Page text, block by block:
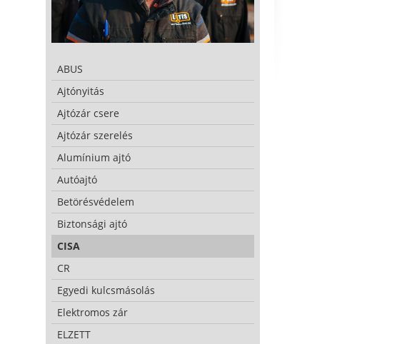
ABUS
Ajtónyitás
Ajtózár csere
Ajtózár szerelés
Alumínium ajtó
Autóajtó
Betörésvédelem
Biztonsági ajtó
CISA
CR
Egyedi kulcsmásolás
Elektromos zár
ELZETT